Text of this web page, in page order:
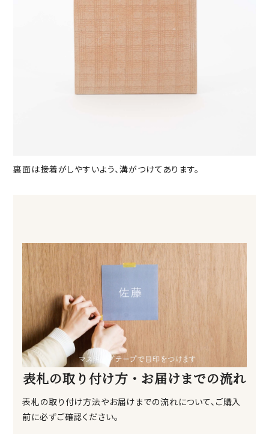
裏面は接着がしやすいよう、溝がつけてあります。
表札の取り付け方・お届けまでの流れ
表札の取り付け方法やお届けまでの流れについて、ご購入
前に必ずご確認ください。